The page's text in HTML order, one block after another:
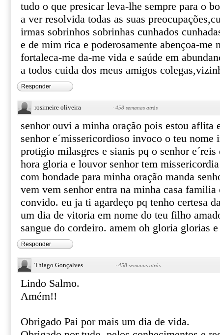
tudo o que presicar leva-lhe sempre para o
a ver resolvida todas as suas
irmas sobrinhos sobrinhas cunhados
e de mim rica e poderosamente abençoa-me
fortaleca-me da-me vida e saúde em
a todos cuida dos meus amigos
Responder
rosimeire oliveira · 458 semanas atrás
senhor ouvi a minha oração pois estou aflita
senhor e´missericordioso invoco o teu nome
protigio milasgres e sianis pq o senhor
hora gloria e louvor senhor tem
com bondade para minha oração manda
vem vem senhor entra na minha casa familia
convido. eu ja ti agardeço pq tenho certesa
um dia de vitoria em nome do teu filho
sangue do cordeiro. amem oh gloria glorias
Responder
Thiago Gonçalves · 458 semanas atrás
Lindo Salmo.
Amém!!
Obrigado Pai por mais um dia de vida.